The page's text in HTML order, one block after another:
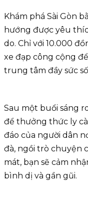
Khám phá Sài Gòn
hướng được yêu
do. Chỉ với 10.000
xe đạp công cộng
trung tâm đầy sức
Sau một buổi sáng
để thưởng thức ly
đáo của người dân
đà, ngồi trò chuyện
mát, bạn sẽ cảm
bình dị và gần gũi.